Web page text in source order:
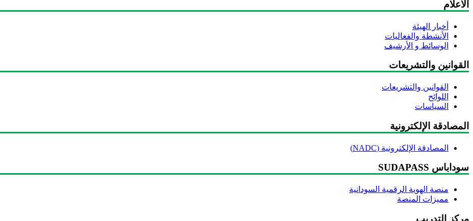
الاعلام
أخبار الهيئة
الأنشطة والفعاليات
الوسائط و الأرشيف
القوانين والتشريعات
القوانين والتشريعات
اللوائح
السياسات
المصادقة الإلكترونية
المصادقة الإلكترونية (NADC)
سوداباس SUDAPASS
منصة الهوية الرقمية السودانية
مميزات المنصة
مركز التدريب